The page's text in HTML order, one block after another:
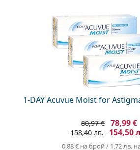
1-DAY Acuvue Moist for
80,97 € 78,99 €
158,40 лв. 154,50
0,88 € на брой/ 1,72 лв.